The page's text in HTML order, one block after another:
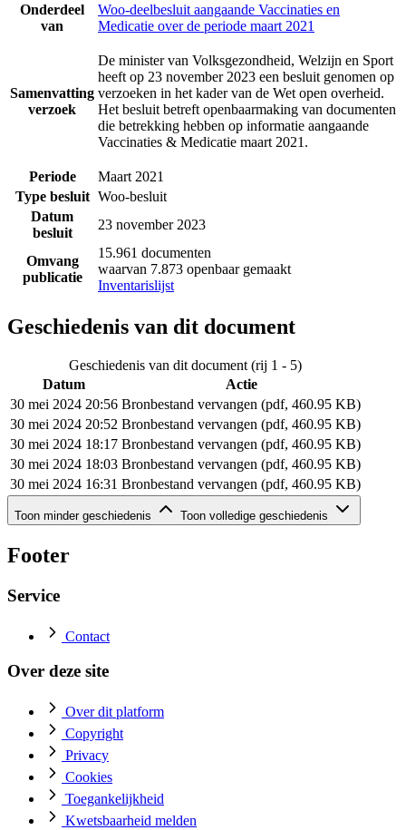
Onderdeel
van
Woo-deelbesluit aangaande Vaccinaties en
Medicatie over de periode maart 2021
Samenvatting
verzoek
De minister van Volksgezondheid, Welzijn en Sport
heeft op 23 november 2023 een besluit genomen op
verzoeken in het kader van de Wet open overheid.
Het besluit betreft openbaarmaking van documenten
die betrekking hebben op informatie aangaande
Vaccinaties & Medicatie maart 2021.
Periode
Maart 2021
Type besluit Woo-besluit
Datum
besluit
23 november 2023
Omvang
publicatie
15.961 documenten
waarvan 7.873 openbaar gemaakt
Inventarislijst
Geschiedenis van dit document
Geschiedenis van dit document (rij 1 - 5)
Datum
Actie
30 mei 2024 20:56 Bronbestand vervangen (pdf, 460.95 KB)
30 mei 2024 20:52 Bronbestand vervangen (pdf, 460.95 KB)
30 mei 2024 18:17 Bronbestand vervangen (pdf, 460.95 KB)
30 mei 2024 18:03 Bronbestand vervangen (pdf, 460.95 KB)
30 mei 2024 16:31 Bronbestand vervangen (pdf, 460.95 KB)
Geschiedenis van dit document (rij 6 - 6)
Datum
Actie
Toon minder geschiedenis Toon volledige geschiedenis
Footer
Service
Contact
Over deze site
Over dit platform
Copyright
Privacy
Cookies
Toegankelijkheid
Kwetsbaarheid melden